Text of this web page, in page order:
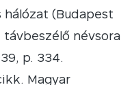
(Budapest
névsora
p. 334.
Magyar